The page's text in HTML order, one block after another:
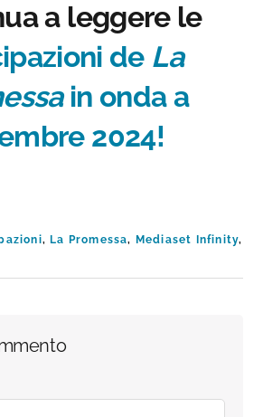
a leggere le
de La
in onda a
2024!
,La Promessa, Mediaset Infinity,